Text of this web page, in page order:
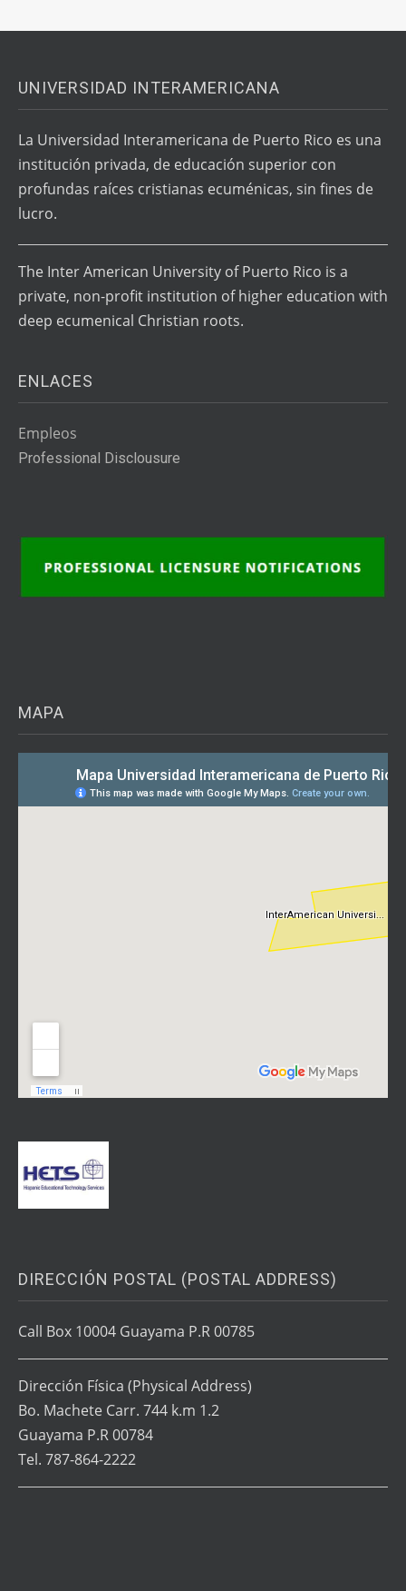
UNIVERSIDAD INTERAMERICANA
La Universidad Interamericana de Puerto Rico es una
institución privada, de educación superior con
profundas raíces cristianas ecuménicas, sin fines de
lucro.
The Inter American University of Puerto Rico is a
private, non-profit institution of higher education with
deep ecumenical Christian roots.
ENLACES
Empleos
Professional Disclousure
MAPA
DIRECCIÓN POSTAL (POSTAL ADDRESS)
Call Box 10004 Guayama P.R 00785
Dirección Física (Physical Address)
Bo. Machete Carr. 744 k.m 1.2
Guayama P.R 00784
Tel. 787-864-2222